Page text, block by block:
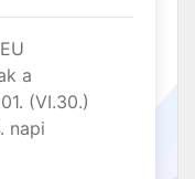
a
(VI.30.)
napi